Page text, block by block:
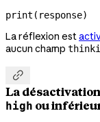
print (response)
La réflexion est
aucun champ

La
high ou